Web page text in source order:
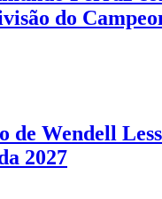
do
de Wendell
2027